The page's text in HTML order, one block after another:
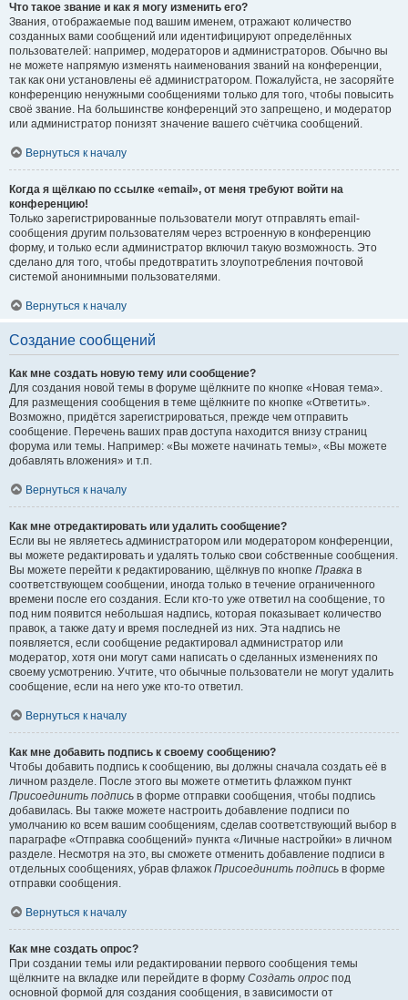
Что такое звание и как я могу изменить его?
Звания, отображаемые под вашим именем, отражают количество
созданных вами сообщений или идентифицируют определённых
пользователей: например, модераторов и администраторов. Обычно вы
не можете напрямую изменять наименования званий на конференции,
так как они установлены её администратором. Пожалуйста, не засоряйте
конференцию ненужными сообщениями только для того, чтобы повысить
своё звание. На большинстве конференций это запрещено, и модератор
или администратор понизят значение вашего счётчика сообщений.
Вернуться к началу
Когда я щёлкаю по ссылке «email», от меня требуют войти на
конференцию!
Только зарегистрированные пользователи могут отправлять email-
сообщения другим пользователям через встроенную в конференцию
форму, и только если администратор включил такую возможность. Это
сделано для того, чтобы предотвратить злоупотребления почтовой
системой анонимными пользователями.
Вернуться к началу
Создание сообщений
Как мне создать новую тему или сообщение?
Для создания новой темы в форуме щёлкните по кнопке «Новая тема».
Для размещения сообщения в теме щёлкните по кнопке «Ответить».
Возможно, придётся зарегистрироваться, прежде чем отправить
сообщение. Перечень ваших прав доступа находится внизу страниц
форума или темы. Например: «Вы можете начинать темы», «Вы можете
добавлять вложения» и т.п.
Вернуться к началу
Как мне отредактировать или удалить сообщение?
Если вы не являетесь администратором или модератором конференции,
вы можете редактировать и удалять только свои собственные сообщения.
Вы можете перейти к редактированию, щёлкнув по кнопке Правка в
соответствующем сообщении, иногда только в течение ограниченного
времени после его создания. Если кто-то уже ответил на сообщение, то
под ним появится небольшая надпись, которая показывает количество
правок, а также дату и время последней из них. Эта надпись не
появляется, если сообщение редактировал администратор или
модератор, хотя они могут сами написать о сделанных изменениях по
своему усмотрению. Учтите, что обычные пользователи не могут удалить
сообщение, если на него уже кто-то ответил.
Вернуться к началу
Как мне добавить подпись к своему сообщению?
Чтобы добавить подпись к сообщению, вы должны сначала создать её в
личном разделе. После этого вы можете отметить флажком пункт
Присоединить подпись в форме отправки сообщения, чтобы подпись
добавилась. Вы также можете настроить добавление подписи по
умолчанию ко всем вашим сообщениям, сделав соответствующий выбор в
параграфе «Отправка сообщений» пункта «Личные настройки» в личном
разделе. Несмотря на это, вы сможете отменить добавление подписи в
отдельных сообщениях, убрав флажок Присоединить подпись в форме
отправки сообщения.
Вернуться к началу
Как мне создать опрос?
При создании темы или редактировании первого сообщения темы
щёлкните на вкладке или перейдите в форму Создать опрос под
основной формой для создания сообщения, в зависимости от